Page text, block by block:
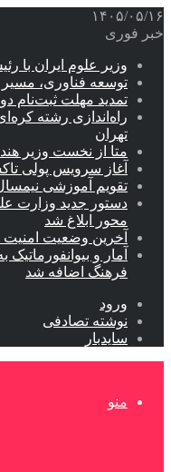
۱۴۰۵/۰۵/۱۶
خبر فوری
وزیر علوم ایران با
توسعه فناوری،
تمدید مهلت ثبت‌نام دومین
تهران
متا از نخست وزیر
آغاز سرویس پولی
تقویم آموزشی
دستور جدید وزارت
محور ابلاغ شد
آخرین وضعیت
آمار و
فرهنگ اضافه شد
ورود
نوشته تصادفی
سایدبار
منو